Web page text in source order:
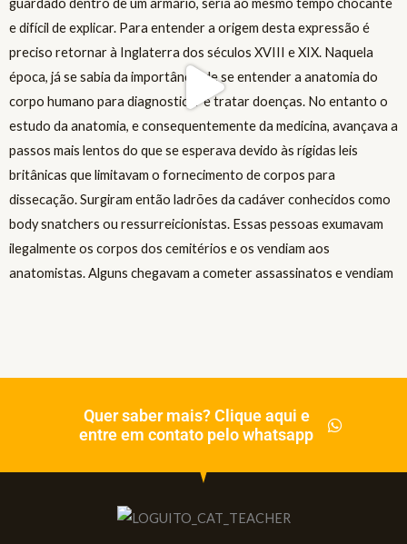
Quer saber mais? Clique aqui e
entre em contato pelo whatsapp